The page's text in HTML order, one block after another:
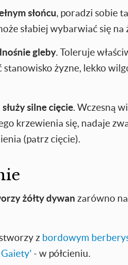
słońcu, poradzi sobie
słabiej wybarwiać się
gleby. Toleruje
żyzne, lekko
służy silne cięcie. Wczesną
krzewienia się, nadaje
(patrz cięcie).
żółty dywan zarówno
z bordowym
- w półcieniu.